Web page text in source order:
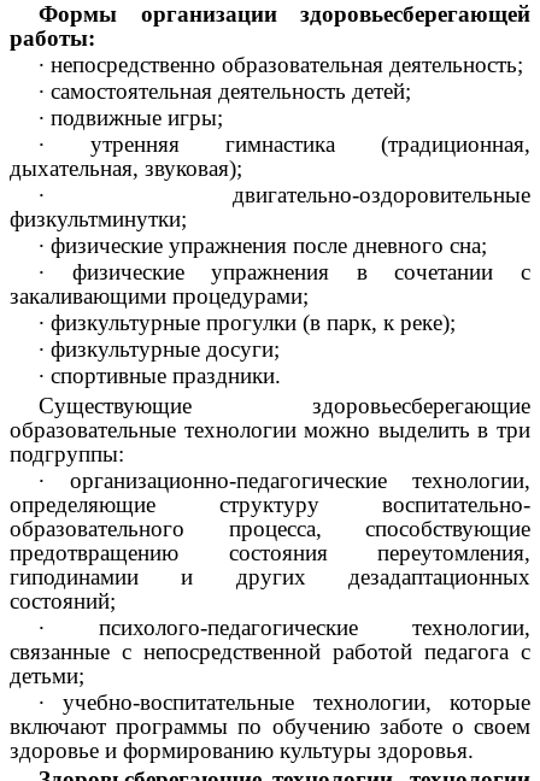
Формы организации здоровьесберегающей
работы:
∙ непосредственно образовательная деятельность;
∙ самостоятельная деятельность детей;
∙ подвижные игры;
∙ утренняя гимнастика (традиционная,
дыхательная, звуковая);
∙ двигательно-оздоровительные
физкультминутки;
∙ физические упражнения после дневного сна;
∙ физические упражнения в сочетании с
закаливающими процедурами;
∙ физкультурные прогулки (в парк, к реке);
∙ физкультурные досуги;
∙ спортивные праздники.
Существующие здоровьесберегающие
образовательные технологии можно выделить в три
подгруппы:
∙ организационно-педагогические технологии,
определяющие структуру воспитательно-
образовательного процесса, способствующие
предотвращению состояния переутомления,
гиподинамии и других дезадаптационных
состояний;
∙ психолого-педагогические технологии,
связанные с непосредственной работой педагога с
детьми;
∙ учебно-воспитательные технологии, которые
включают программы по обучению заботе о своем
здоровье и формированию культуры здоровья.